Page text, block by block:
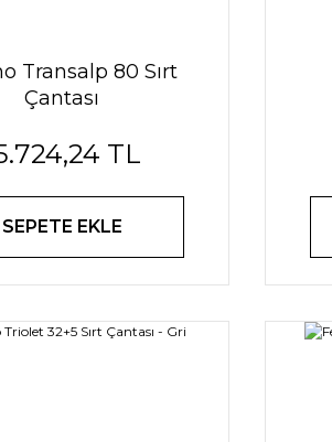
Transalp 80 Sırt
Çantası
TL
SEPETE EKLE